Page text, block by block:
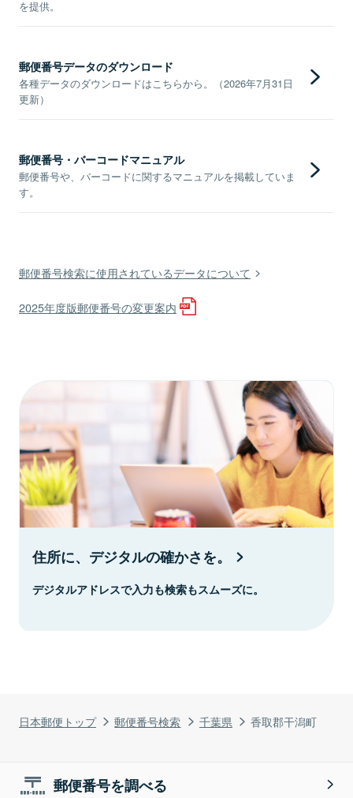
日本郵便トップ 郵便番号検索 千葉県 香取郡干潟町
を提供。
郵便番号データのダウンロード
各種データのダウンロードはこちらから。（2026年7月31日
更新）
郵便番号・バーコードマニュアル
郵便番号や、バーコードに関するマニュアルを掲載していま
す。
郵便番号検索に使用されているデータについて
2025年度版郵便番号の変更案内
住所に、デジタルの確かさを。
デジタルアドレスで入力も検索もスムーズに。
郵便番号を調べる